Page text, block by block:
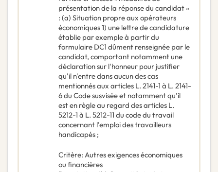
présentation de la réponse du candidat »
: (a) Situation propre aux opérateurs
économiques 1) une lettre de candidature
établie par exemple à partir du
formulaire DC1 dûment renseignée par le
candidat, comportant notamment une
déclaration sur l'honneur pour justifier
qu'il n'entre dans aucun des cas
mentionnés aux articles L. 2141-1 à L. 2141-
6 du Code susvisée et notamment qu'il
est en règle au regard des articles L.
5212-1 à L. 5212-11 du code du travail
concernant l'emploi des travailleurs
handicapés ;
Critère: Autres exigences économiques
ou financières